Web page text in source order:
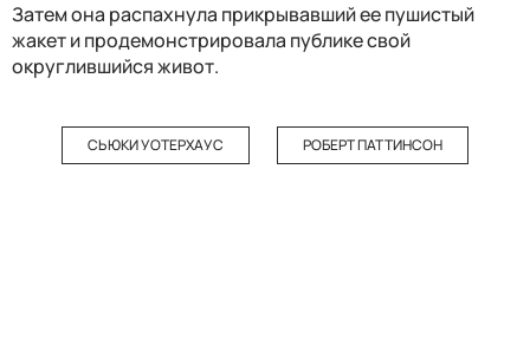
Затем она распахнула прикрывавший ее пушистый
жакет и продемонстрировала публике свой
округлившийся живот.
СЬЮКИ УОТЕРХАУС РОБЕРТ ПАТТИНСОН